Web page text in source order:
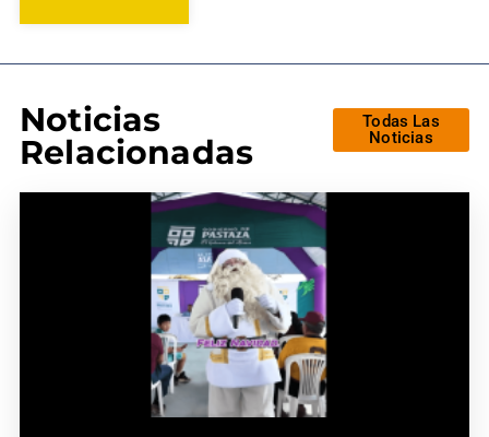
Noticias
Relacionadas
Todas Las
Noticias